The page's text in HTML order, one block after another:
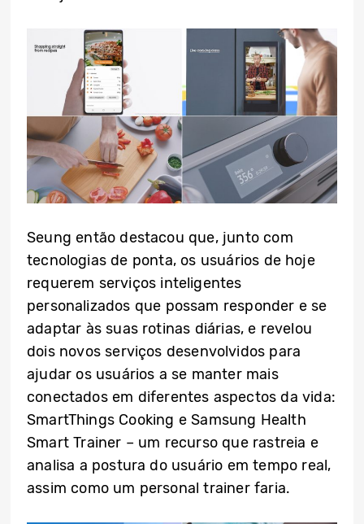
Seung então destacou que, junto com
tecnologias de ponta, os usuários de hoje
requerem serviços inteligentes
personalizados que possam responder e se
adaptar às suas rotinas diárias, e revelou
dois novos serviços desenvolvidos para
ajudar os usuários a se manter mais
conectados em diferentes aspectos da vida:
SmartThings Cooking e Samsung Health
Smart Trainer – um recurso que rastreia e
analisa a postura do usuário em tempo real,
assim como um personal trainer faria.